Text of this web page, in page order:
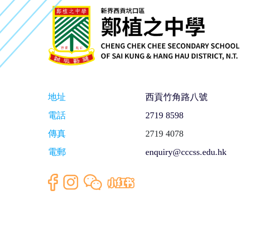
地址
西貢竹角路八號
電話
2719 8598
傳真
2719 4078
電郵
enquiry@cccss.edu.hk